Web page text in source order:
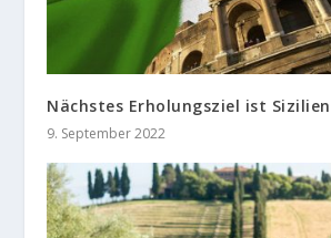
Nächstes Erholungsziel ist Sizilien
9. September 2022